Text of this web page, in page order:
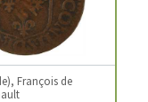
François de